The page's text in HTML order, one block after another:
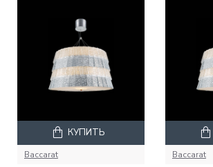
Baccarat
КУПИТЬ
Baccarat